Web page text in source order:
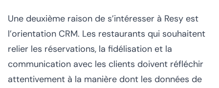
Une deuxième raison de s’intéresser à Resy est
l’orientation CRM. Les restaurants qui souhaitent
relier les réservations, la fidélisation et la
communication avec les clients doivent réfléchir
attentivement à la manière dont les données de